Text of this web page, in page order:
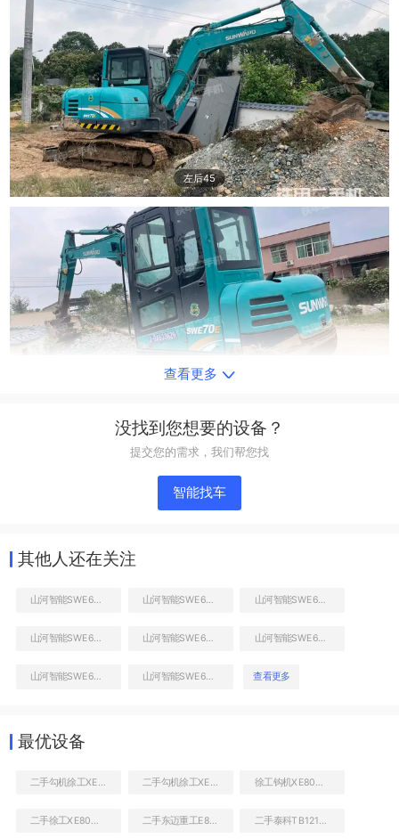
左后45
右前45
查看更多
没找到您想要的设备？
提交您的需求，我们帮您找
智能找车
其他人还在关注
山河智能SWE60E挖掘机 山河智能SWE60E挖掘机
山河智能SWE60E挖掘机 山河智能SWE60E挖掘机
山河智能SWE60E挖掘机 查看更多
最优设备
二手东迈重工E8高空作业机械